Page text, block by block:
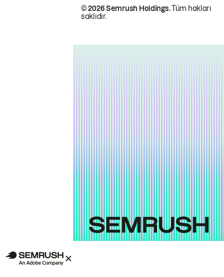
© 2026 Semrush Holdings.Tüm hakları
saklıdır.